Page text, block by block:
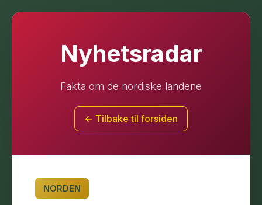
Nyhetsradar
Fakta om de nordiske landene
← Tilbake til forsiden
NORDEN